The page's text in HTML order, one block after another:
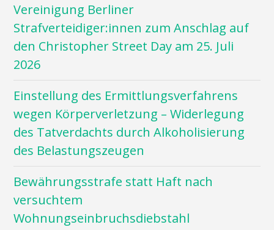
Vereinigung Berliner
Strafverteidiger:innen zum Anschlag auf
den Christopher Street Day am 25. Juli
2026
Einstellung des Ermittlungsverfahrens
wegen Körperverletzung – Widerlegung
des Tatverdachts durch Alkoholisierung
des Belastungszeugen
Bewährungsstrafe statt Haft nach
versuchtem
Wohnungseinbruchsdiebstahl